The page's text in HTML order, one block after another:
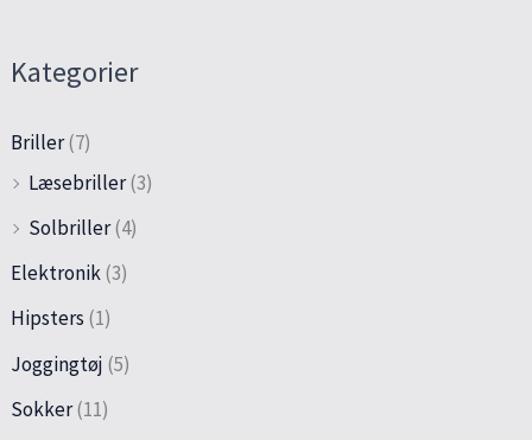
Kategorier
Briller(7)
Læsebriller(3)
Solbriller(4)
Elektronik(3)
Hipsters (1)
Joggingtøj (5)
Sokker(11)